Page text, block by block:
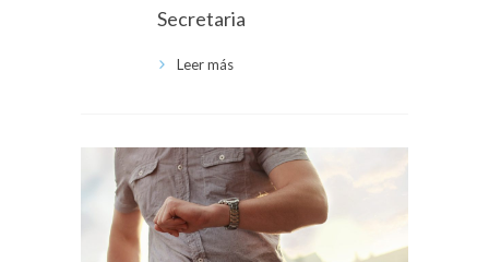
Secretaria
Leer más